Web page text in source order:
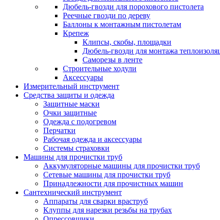
Дюбель-гвозди для порохового пистолета
Реечные гвозди по дереву
Баллоны к монтажным пистолетам
Крепеж
Клипсы, скобы, площадки
Дюбель-гвозди для монтажа
Саморезы в ленте
Строительные ходули
Аксессуары
Измерительный инструмент
Средства защиты и одежда
Защитные маски
Очки защитные
Одежда с подогревом
Перчатки
Рабочая одежда и аксессуары
Системы страховки
Машины для прочистки труб
Аккумуляторные машины для прочистки труб
Сетевые машины для прочистки труб
Принадлежности для прочистных машин
Сантехнический инструмент
Аппараты для сварки враструб
Клуппы для нарезки резьбы на трубах